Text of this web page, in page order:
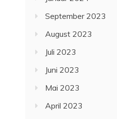
September 2023
August 2023
Juli 2023
Juni 2023
Mai 2023
April 2023